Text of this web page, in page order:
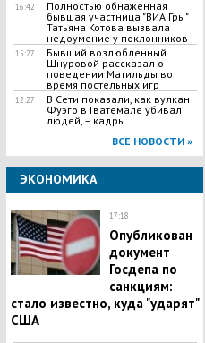
16:42
Полностью обнаженная
бывшая участница "ВИА Гры"
Татьяна Котова вызвала
недоумение у поклонников
15:27
Бывший возлюбленный
Шнуровой рассказал о
поведении Матильды во
время постельных игр
12:27
В Сети показали, как вулкан
Фуэго в Гватемале убивал
людей, – кадры
ВСЕ НОВОСТИ »
ЭКОНОМИКА
17:18
Опубликован
документ
Госдепа по
санкциям:
стало известно, куда "ударят"
США